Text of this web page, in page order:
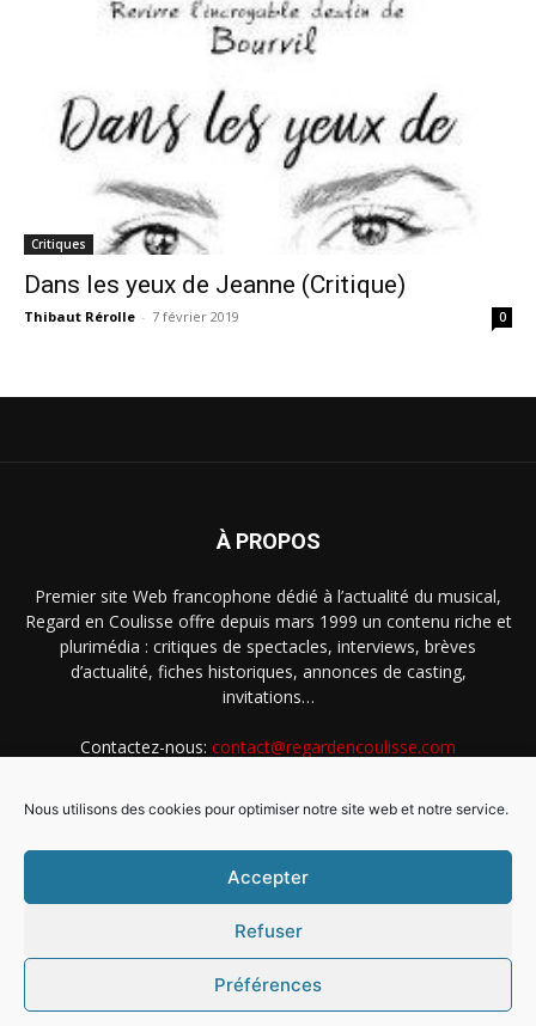
Nous utilisons des cookies pour optimiser notre site web et notre service.
Accepter
Refuser
Préférences
Critiques
Dans les yeux de Jeanne (Critique)
Thibaut Rérolle - 7 février 2019 0
À PROPOS
Premier site Web francophone dédié à l’actualité du musical,
Regard en Coulisse offre depuis mars 1999 un contenu riche et
plurimédia : critiques de spectacles, interviews, brèves
d’actualité, fiches historiques, annonces de casting,
invitations…
Contactez-nous: contact@regardencoulisse.com
Intégration Ghislain Fayard
Mentions légales